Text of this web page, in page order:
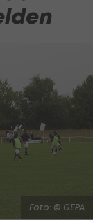
Foto: © GEPA